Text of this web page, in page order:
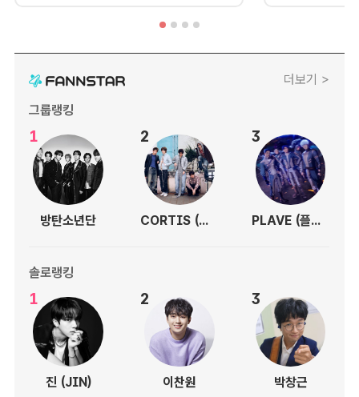
더보기 >
그룹랭킹
1
방탄소년단
2
CORTIS (코르티스)
3
PLAVE (플레이브)
솔로랭킹
1
진 (JIN)
2
이찬원
3
박창근